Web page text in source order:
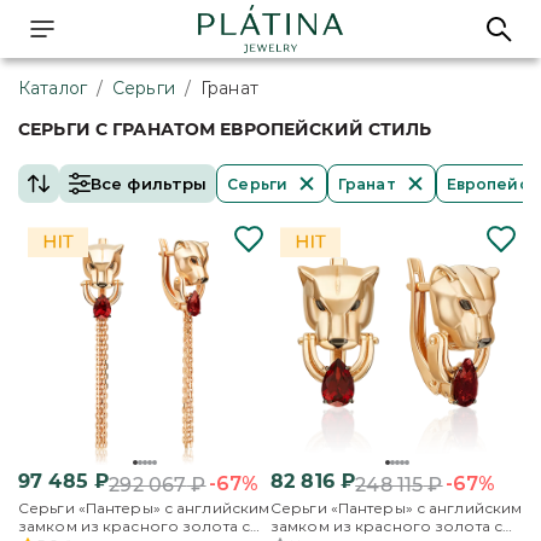
Каталог / Серьги / Гранат
СЕРЬГИ С ГРАНАТОМ ЕВРОПЕЙСКИЙ СТИЛЬ
Все фильтры Серьги Гранат
97 485 ₽292 067₽-67%
Серьги «Пантеры» с английским
замком из красного золота с
82 816₽248 115₽-67%
Серьги «Пантеры» с английским
замком из красного золота с